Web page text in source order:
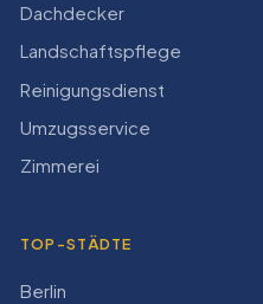
Dachdecker
Landschaftspflege
Reinigungsdienst
Umzugsservice
Zimmerei
TOP-STÄDTE
Berlin